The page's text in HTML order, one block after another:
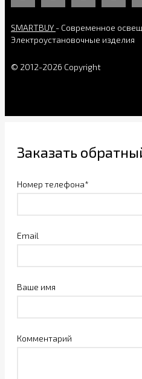
SMARTBUY - Современное
Электроустановочные изделия
© 2012-2026 Copyright
Заказать
Номер телефона*
Email
Ваше имя
Комментарий